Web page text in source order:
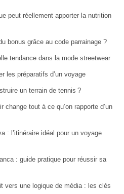
peut réellement apporter la nutrition
bonus grâce au code parrainage ?
tendance dans la mode streetwear
les préparatifs d’un voyage
un terrain de tennis ?
change tout à ce qu’on rapporte d’un
: l’itinéraire idéal pour un voyage
: guide pratique pour réussir sa
vers une logique de média : les clés